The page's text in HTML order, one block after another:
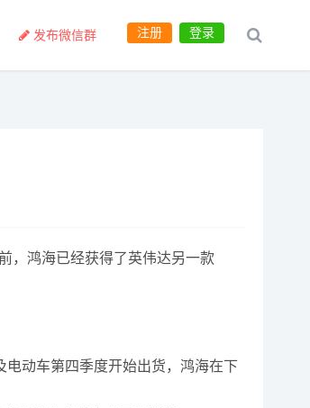
登录
注册
发布微信群
，鸿海已经获得了英伟达另一款
动车第四季度开始出货，鸿海在下